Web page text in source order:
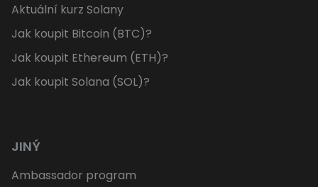
Aktuální kurz Solany
Jak koupit Bitcoin (BTC)?
Jak koupit Ethereum (ETH)?
Jak koupit Solana (SOL)?
JINÝ
Ambassador program